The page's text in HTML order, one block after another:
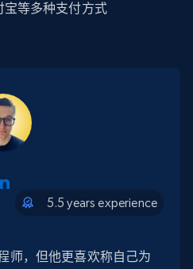
宝等多种支付方式
5.5 years experience
师，但他更喜欢称自己为